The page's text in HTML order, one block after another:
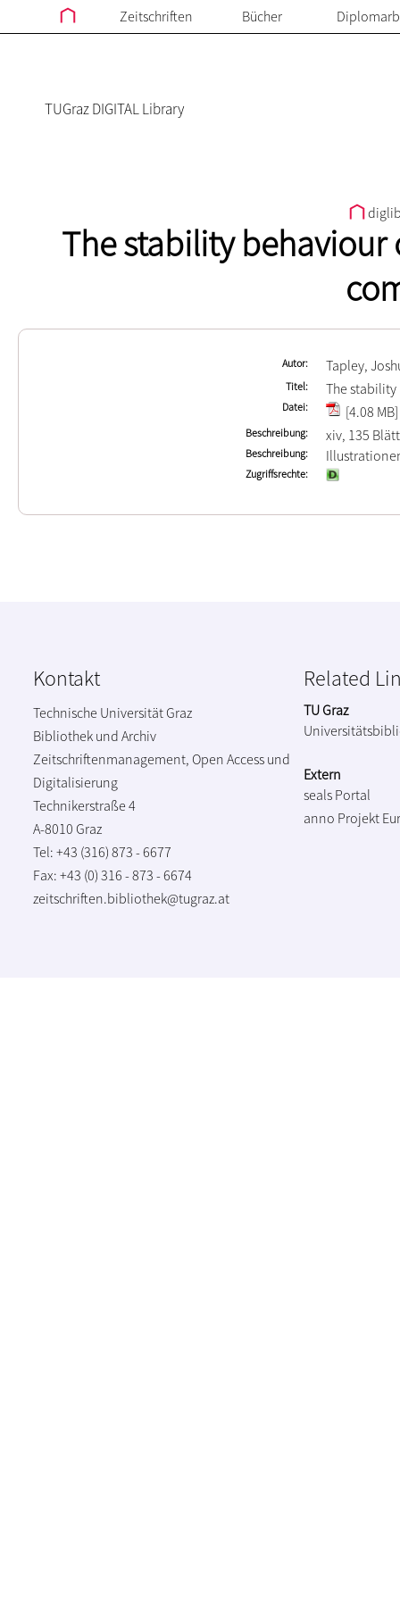
Zeitschriften Bücher
TUGraz DIGITAL Library
The stability behaviour
Autor Tapley,
Titel The stability
Datei [4.08 MB]
Beschreibung xiv, 135
Beschreibung
Zugriffsrechte
Kontakt
Technische Universität Graz
Bibliothek und Archiv
Zeitschriftenmanagement, Open Access und
Digitalisierung
Technikerstraße 4
A-8010 Graz
Tel: +43 (316) 873 - 6677
Fax: +43 (0) 316 - 873 - 6674
zeitschriften.bibliothek@tugraz.at
Related
TU Graz
Extern
seals Portal
anno Projekt